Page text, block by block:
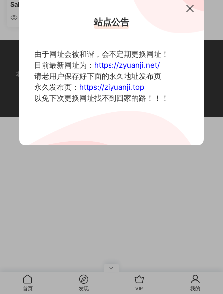
Sakiiii翎柒 – 斗鱼主播妹子合集
[持续更新]
本站为摄影写真图片网站，内容来自网络收集整理，仅作个人学习使用。
如有违法内容请联系删除
Copyright © 2022 资源集
首页 发现 VIP 我的
站点公告
由于网址会被和谐，会不定期更换网址！
目前最新网址为： https://zyuanji.net/
请老用户保存好下面的永久地址发布页
永久发布页： https://ziyuanji.top
以免下次更换网址找不到回家的路！！！